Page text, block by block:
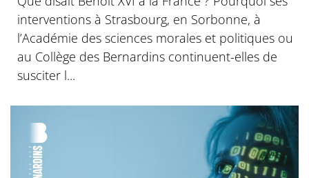
interventions à Strasbourg, en Sorbonne, à
l’Académie des sciences morales et politiques ou
au Collège des Bernardins continuent-elles de
susciter l...